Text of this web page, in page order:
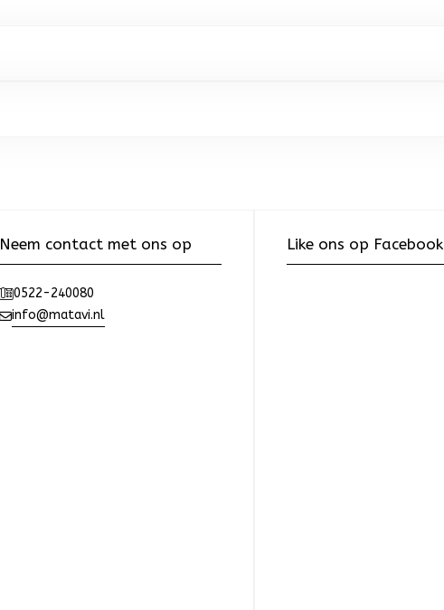
Neem contact met ons op
0522-240080
info@matavi.nl
Like ons op Facebook